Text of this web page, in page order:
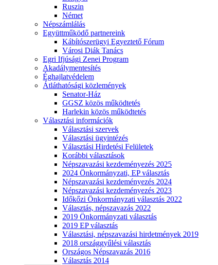
Ruszin
Német
Népszámlálás
Együttműködő partnereink
Kábítószerügyi Egyeztető Fórum
Városi Diák Tanács
Egri Ifjúsági Zenei Program
Akadálymentesítés
Éghajlatvédelem
Átláthatósági közlemények
Senator-Ház
GGSZ közös működtetés
Harlekin közös működtetés
Választási információk
Választási szervek
Választási ügyintézés
Választási Hirdetési Felületek
Korábbi választások
Népszavazási kezdeményezés 2025
2024 Önkormányzati, EP választás
Népszavazási kezdeményezés 2024
Népszavazási kezdeményezés 2023
Időkőzi Önkormányzati választás 2022
Választás, népszavazás 2022
2019 Önkormányzati választás
2019 EP választás
Választási, népszavazási hirdetmények 2019
2018 országgyűlési választás
Országos Népszavazás 2016
Választás 2014